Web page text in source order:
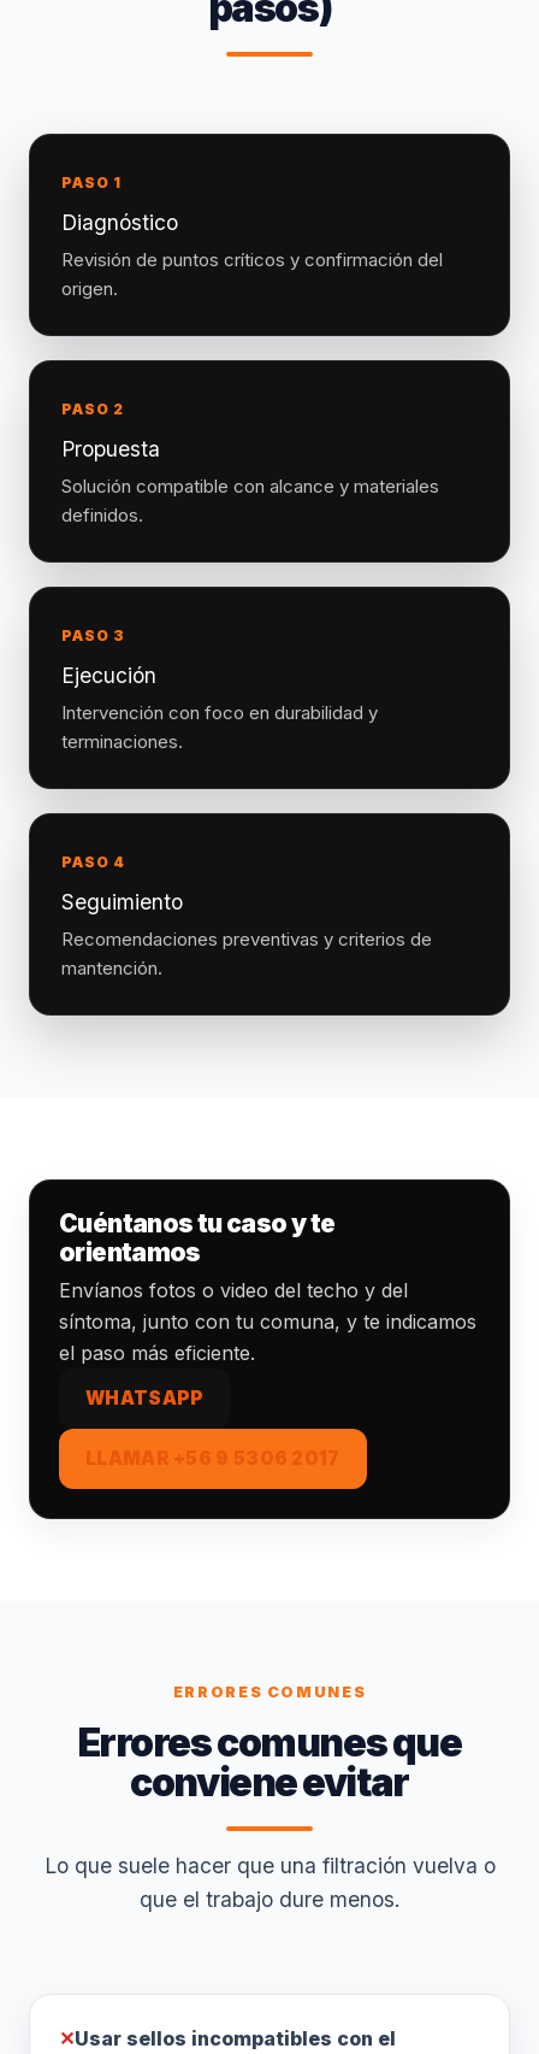
PASO 1
Diagnóstico
Revisión de puntos críticos y confirmación del
origen.
PASO 2
Propuesta
Solución compatible con alcance y materiales
definidos.
PASO 3
Ejecución
Intervención con foco en durabilidad y
terminaciones.
PASO 4
Seguimiento
Recomendaciones preventivas y criterios de
mantención.
Cuéntanos tu caso y te
orientamos
Envíanos fotos o video del techo y del
síntoma, junto con tu comuna, y te indicamos
el paso más eficiente.
WHATSAPP
LLAMAR +56 9 5306 2017
ERRORES COMUNES
Errores comunes que
conviene evitar
Lo que suele hacer que una filtración vuelva o
que el trabajo dure menos.
✕Usar sellos incompatibles con el